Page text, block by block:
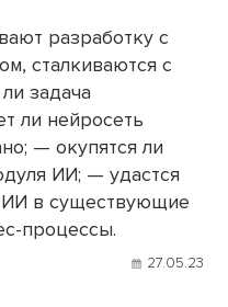
разработку с
сталкиваются с
задача
ли нейросеть
— окупятся ли
ИИ; — удастся
ИИ в существующие
процессы.
27.05.23